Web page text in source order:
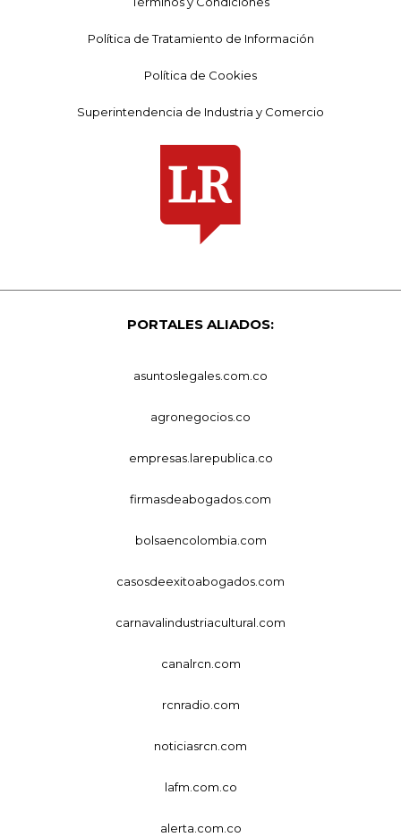
Política de Tratamiento de Información
Política de Cookies
Superintendencia de Industria y Comercio
PORTALES ALIADOS:
asuntoslegales.com.co
agronegocios.co
empresas.larepublica.co
firmasdeabogados.com
bolsaencolombia.com
casosdeexitoabogados.com
carnavalindustriacultural.com
canalrcn.com
rcnradio.com
noticiasrcn.com
lafm.com.co
alerta.com.co